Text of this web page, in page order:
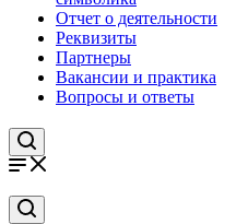
Отчет о деятельности
Реквизиты
Партнеры
Вакансии и практика
Вопросы и ответы